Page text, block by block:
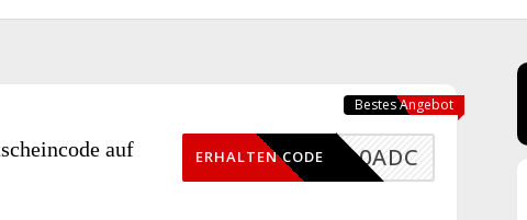
auf
10ADC
ERHALTEN CODE
Bestes Angebot